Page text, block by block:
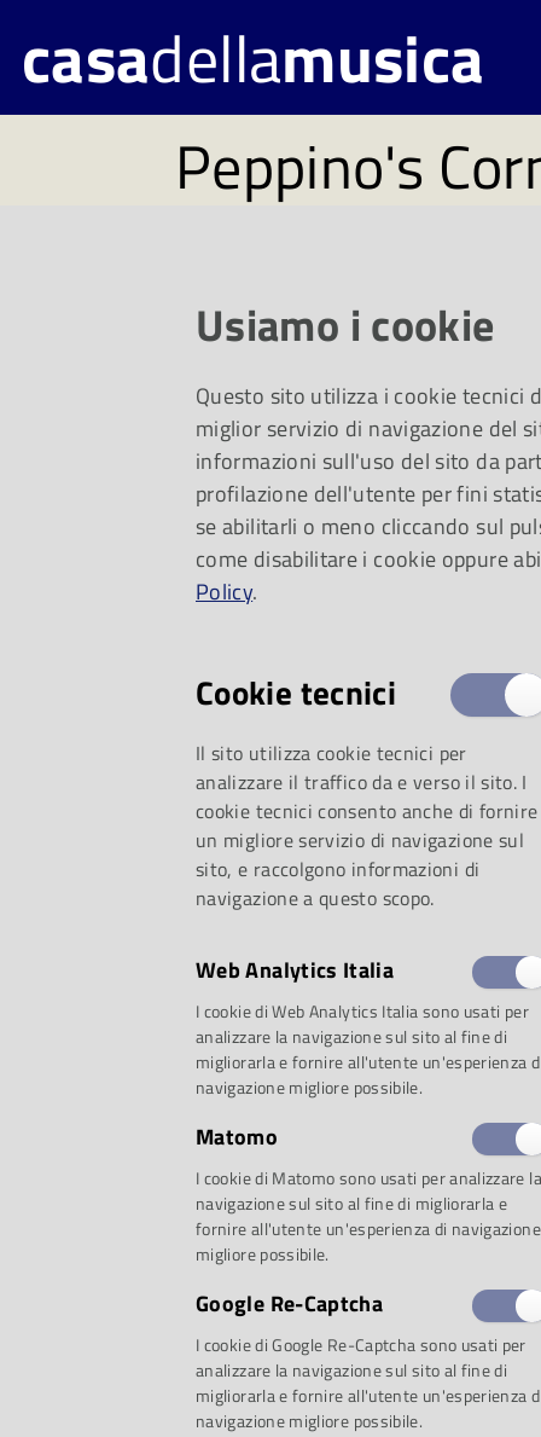
casadellamusica
Peppino's
della Musica
spettacolo
secondo
2021
Ritorna
Corner,rassegna
famiglieideata
del Comune di
Usiamo i cookie
Questo sito utilizza i cookie tecnici
miglior servizio di navigazione del
informazioni sull'uso del sito da
profilazione dell'utente per fini
se abilitarli o meno cliccando sul
come disabilitare i cookie oppure
Policy.
Cookie tecnici
Il sito utilizza cookie tecnici per
analizzare il traffico da e verso il sito. I
cookie tecnici consento anche di fornire
un migliore servizio di navigazione sul
sito, e raccolgono informazioni di
navigazione a questo scopo.
Web Analytics Italia
I cookie di Web Analytics Italia sono usati per
analizzare la navigazione sul sito al fine di
migliorarla e fornire all'utente un'esperienza
navigazione migliore possibile.
Matomo
I cookie di Matomo sono usati per analizzare la
navigazione sul sito al fine di migliorarla e
fornire all'utente un'esperienza di navigazione
migliore possibile.
Google Re-Captcha
I cookie di Google Re-Captcha sono usati per
analizzare la navigazione sul sito al fine di
migliorarla e fornire all'utente un'esperienza
navigazione migliore possibile.